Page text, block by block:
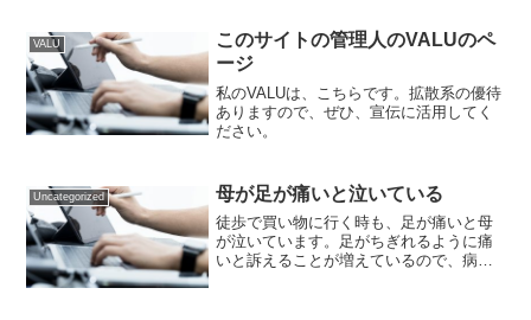
VALU
このサイトの管理人のVALUのペ
ージ
私のVALUは、こちらです。拡散系の優待
ありますので、ぜひ、宣伝に活用してく
ださい。
Uncategorized 母が足が痛いと泣いている
徒歩で買い物に行く時も、足が痛いと母
が泣いています。足がちぎれるように痛
いと訴えることが増えているので、病院